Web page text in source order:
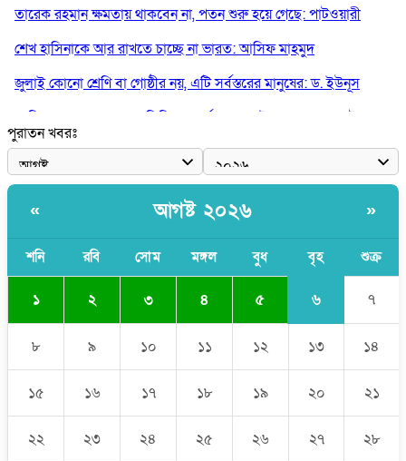
তারেক রহমান ক্ষমতায় থাকবেন না, পতন শুরু হয়ে গেছে: পাটওয়ারী
শেখ হাসিনাকে আর রাখতে চাচ্ছে না ভারত: আসিফ মাহমুদ
জুলাই কোনো শ্রেণি বা গোষ্ঠীর নয়, এটি সর্বস্তরের মানুষের: ড. ইউনূস
আলিয়া মাদ্রাসায় ছাত্রদল-শিবির সংঘর্ষ, হাতে পাইপ মাথায় হেলমেট পড়ে
মাঠে যুবদল নেতা নয়ন
কুমিল্লার ৫ হাসপাতাল-ডায়াগনস্টিক সাময়িক বন্ধের নির্দেশ
পরকীয়ার অভিযোগে গ্রামবাসীর হাতে আটক কনটেন্ট ক্রিয়েটর রিপন মিয়া
পুরাতন খবরঃ
« আগষ্ট ২০২৬ »
শনি রবি সোম মঙ্গল বুধ বৃহ শুক্র
১ ২ ৩ ৪ ৫ ৬ ৭
৮ ৯ ১০ ১১ ১২ ১৩ ১৪
১৫ ১৬ ১৭ ১৮ ১৯ ২০ ২১
২২ ২৩ ২৪ ২৫ ২৬ ২৭ ২৮